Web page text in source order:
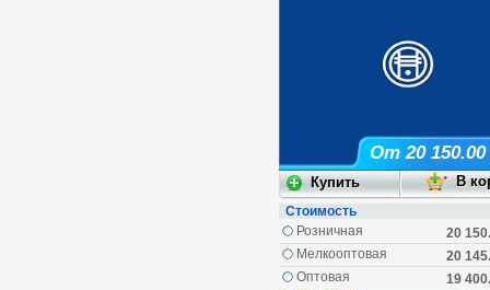
От 20 150.00
Стоимость
20
Розничная
20
Мелкооптовая
19
Оптовая